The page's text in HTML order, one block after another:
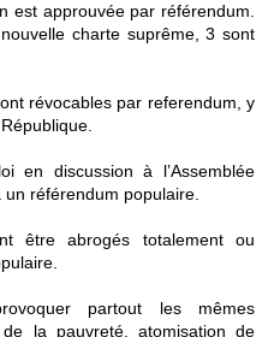
est approuvée par référendum.
charte suprême, 3 sont
révocables par referendum, y
en discussion à l’Assemblée
référendum populaire.
être abrogés totalement ou
partout les mêmes
la pauvreté, atomisation de